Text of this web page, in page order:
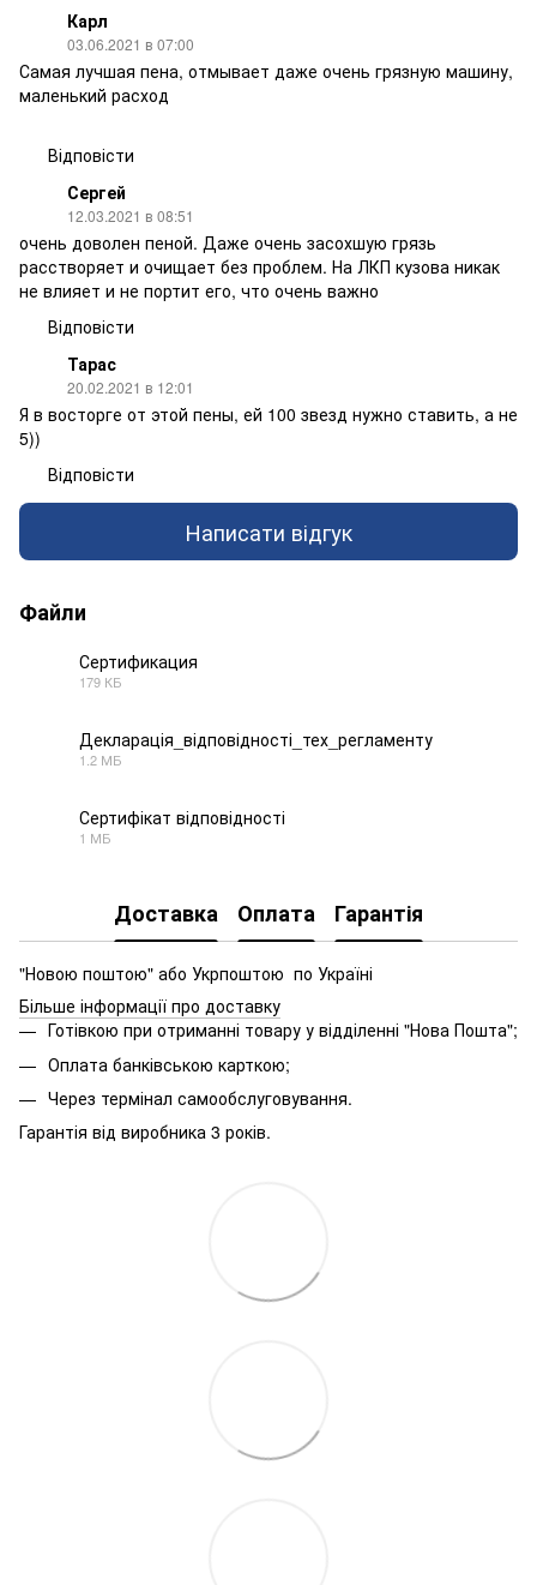
Карл
03.06.2021 в 07:00
Самая лучшая пена, отмывает даже очень грязную машину,
маленький расход
Відповісти
Сергей
12.03.2021 в 08:51
очень доволен пеной. Даже очень засохшую грязь
расстворяет и очищает без проблем. На ЛКП кузова никак
не влияет и не портит его, что очень важно
Відповісти
Тарас
20.02.2021 в 12:01
Я в восторге от этой пены, ей 100 звезд нужно ставить, а не
5))
Відповісти
Написати відгук
Файли
Сертификация
179 КБ
Декларація_відповідності_тех_регламенту
1.2 МБ
Сертифікат відповідності
1 МБ
Доставка Оплата Гарантія
"Новою поштою" або Укрпоштою по Україні
Більше інформації про доставку
Готівкою при отриманні товару у відділенні "Нова Пошта";
Оплата банківською карткою;
Через термінал самообслуговування.
Гарантія від виробника 3 років.